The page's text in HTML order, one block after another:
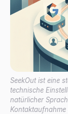
SeekOut ist eine
technische
natürlicher
Kontaktaufnahme